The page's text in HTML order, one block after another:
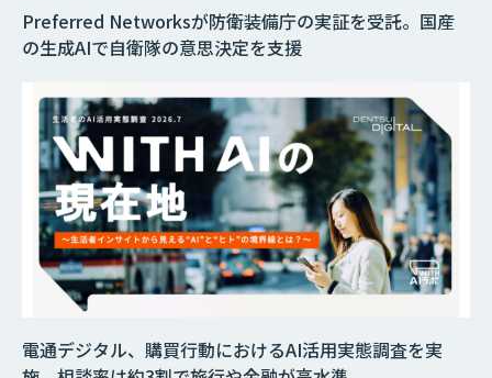
Preferred Networksが防衛装備庁の実証を受託。国産
の生成AIで自衛隊の意思決定を支援
電通デジタル、購買行動におけるAI活用実態調査を実